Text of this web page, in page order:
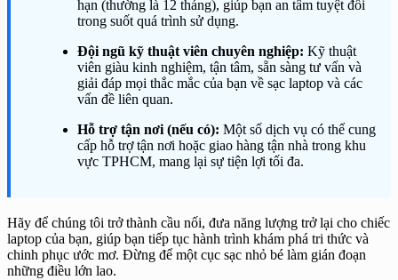
hạn (thường là 12 tháng), giúp bạn an tâm tuyệt đối
trong suốt quá trình sử dụng.
Đội ngũ kỹ thuật viên chuyên nghiệp: Kỹ thuật
viên giàu kinh nghiệm, tận tâm, sẵn sàng tư vấn và
giải đáp mọi thắc mắc của bạn về sạc laptop và các
vấn đề liên quan.
Hỗ trợ tận nơi (nếu có): Một số dịch vụ có thể cung
cấp hỗ trợ tận nơi hoặc giao hàng tận nhà trong khu
vực TPHCM, mang lại sự tiện lợi tối đa.
Hãy để chúng tôi trở thành cầu nối, đưa năng lượng trở lại cho chiếc
laptop của bạn, giúp bạn tiếp tục hành trình khám phá tri thức và
chinh phục ước mơ. Đừng để một cục sạc nhỏ bé làm gián đoạn
những điều lớn lao.